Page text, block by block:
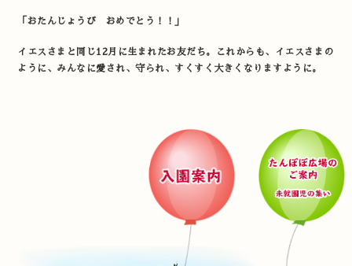
「おたんじょうび おめでとう！！」
イエスさまと同じ12月に生まれたお友だち。これからも、イエスさまの
ように、みんなに愛され、守られ、すくすく大きくなりますように。